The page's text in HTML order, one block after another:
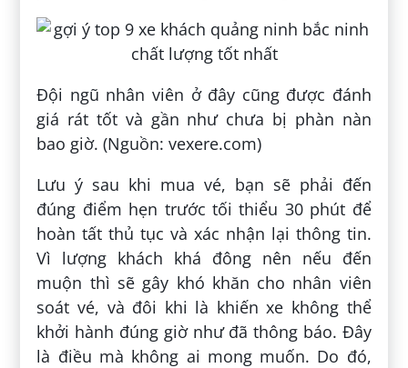
Đội ngũ nhân viên ở đây cũng được đánh
giá rát tốt và gần như chưa bị phàn nàn
bao giờ. (Nguồn: vexere.com)
Lưu ý sau khi mua vé, bạn sẽ phải đến
đúng điểm hẹn trước tối thiểu 30 phút để
hoàn tất thủ tục và xác nhận lại thông tin.
Vì lượng khách khá đông nên nếu đến
muộn thì sẽ gây khó khăn cho nhân viên
soát vé, và đôi khi là khiến xe không thể
khởi hành đúng giờ như đã thông báo. Đây
là điều mà không ai mong muốn. Do đó,